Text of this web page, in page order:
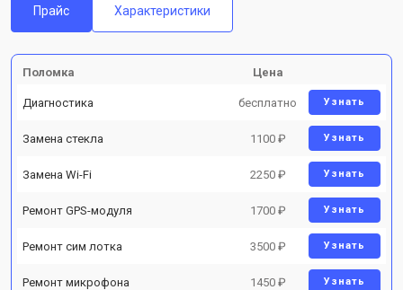
Прайс Характеристики
Поломка Цена
Диагностика бесплатно Узнать
Замена стекла 1100 ₽ Узнать
Замена Wi-Fi 2250 ₽ Узнать
Ремонт GPS-модуля 1700 ₽ Узнать
Ремонт сим лотка 3500 ₽ Узнать
Ремонт микрофона 1450 ₽ Узнать